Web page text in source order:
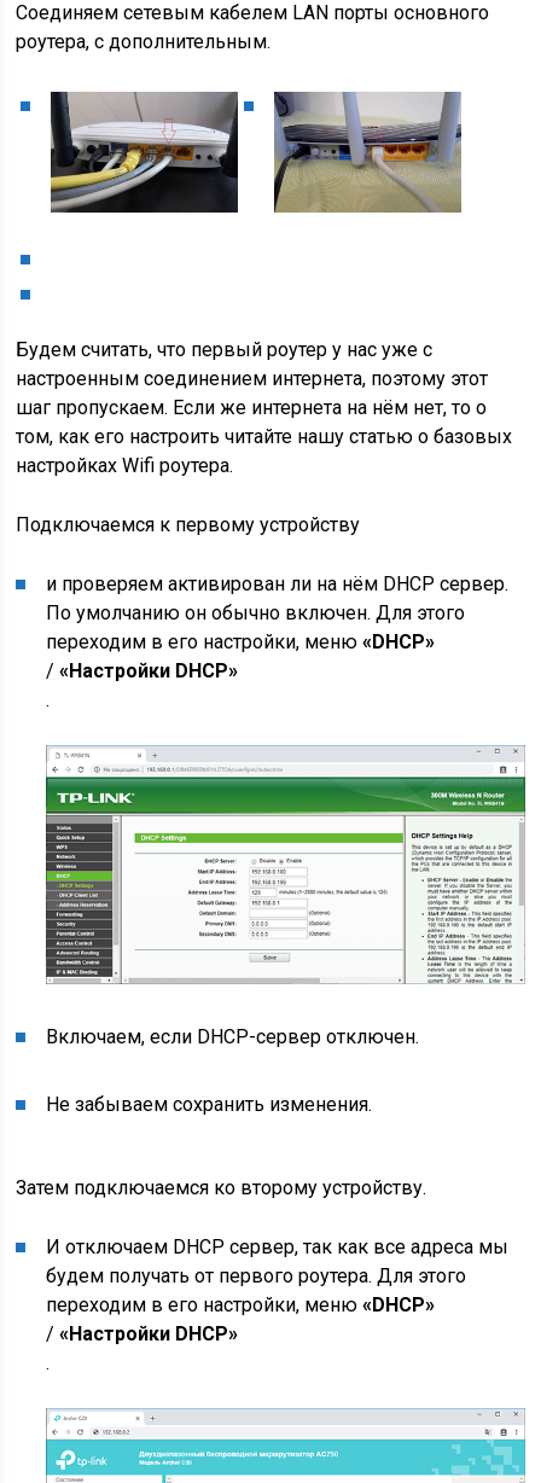
Соединяем сетевым кабелем LAN порты основного
роутера, с дополнительным.
Будем считать, что первый роутер у нас уже с
настроенным соединением интернета, поэтому этот
шаг пропускаем. Если же интернета на нём нет, то о
том, как его настроить читайте нашу статью о базовых
настройках Wifi роутера.
Подключаемся к первому устройству
и проверяем активирован ли на нём DHCP сервер.
По умолчанию он обычно включен. Для этого
переходим в его настройки, меню«DHCP»
/«Настройки DHCP»
.
Включаем, если DHCP-сервер отключен.
Не забываем сохранить изменения.
Затем подключаемся ко второму устройству.
И отключаем DHCP сервер, так как все адреса мы
будем получать от первого роутера. Для этого
переходим в его настройки, меню«DHCP»
/«Настройки DHCP»
.